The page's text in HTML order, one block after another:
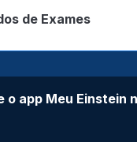
de Exames
o app Meu Einstein